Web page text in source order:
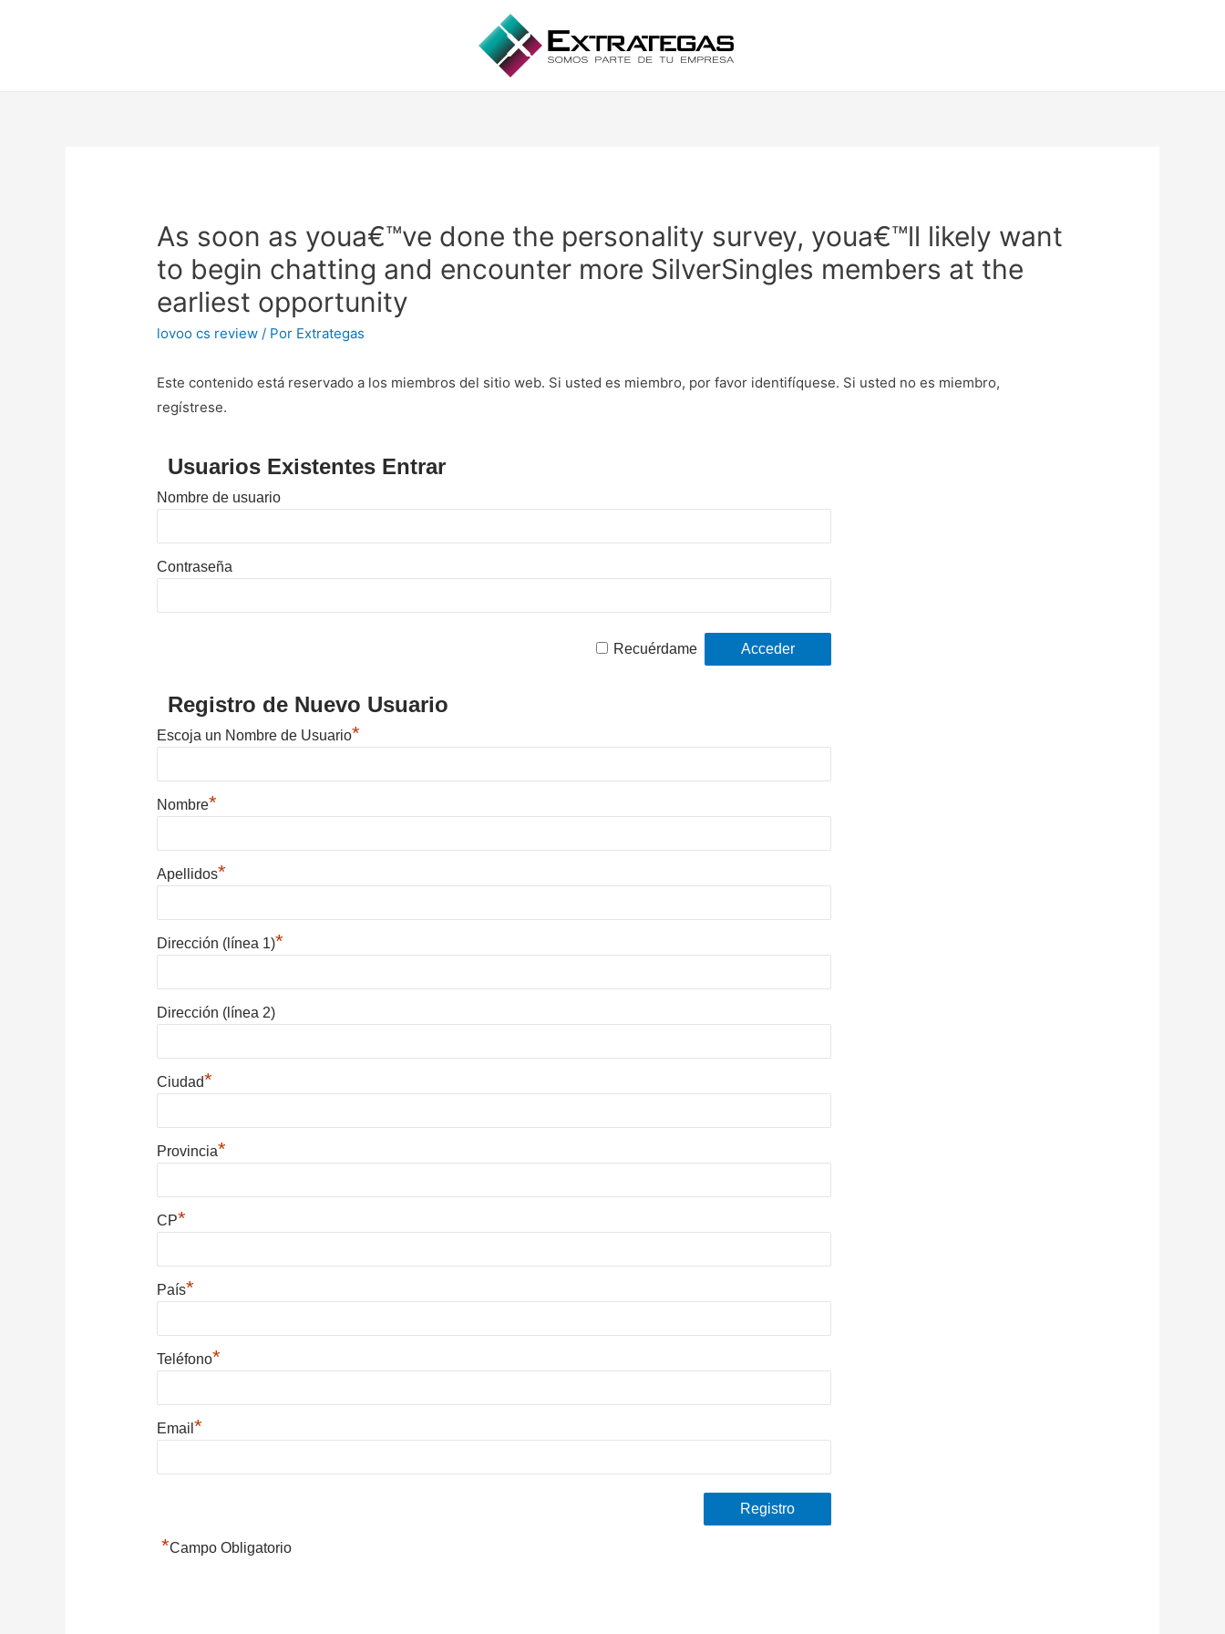
As soon as youa€™ve done the personality survey, youa€™ll likely want
to begin chatting and encounter more SilverSingles members at the
earliest opportunity
lovoo cs review / Por Extrategas
Este contenido está reservado a los miembros del sitio web. Si usted es miembro, por favor identifíquese. Si usted no es miembro,
regístrese.
Usuarios Existentes Entrar
Nombre de usuario
Contraseña
Recuérdame
Registro de Nuevo Usuario
Escoja un Nombre de Usuario*
Nombre*
Apellidos*
Dirección (línea 1)*
Dirección (línea 2)
Ciudad*
Provincia*
CP*
País*
Teléfono*
Email*
*Campo Obligatorio